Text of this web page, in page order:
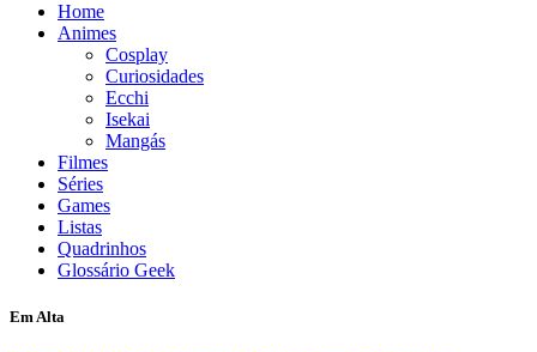
Home
Animes
Cosplay
Curiosidades
Ecchi
Isekai
Mangás
Filmes
Séries
Games
Listas
Quadrinhos
Glossário Geek
Em Alta